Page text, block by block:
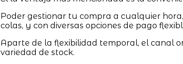
Poder gestionar tu compra a cualquier
colas, y con diversas opciones de pago
Aparte de la flexibilidad temporal, el canal
variedad de stock.